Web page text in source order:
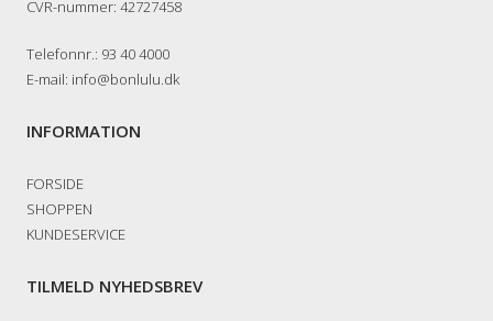
CVR-nummer: 42727458
Telefonnr.: 93 40 4000
E-mail: info@bonlulu.dk
INFORMATION
FORSIDE
SHOPPEN
KUNDESERVICE
TILMELD NYHEDSBREV